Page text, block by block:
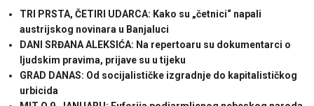
TRI PRSTA, ČETIRI UDARCA: Kako su „četnici“ napali
austrijskog novinara u Banjaluci
DANI SRĐANA ALEKSIĆA: Na repertoaru su dokumentarci o
ljudskim pravima, prijave su u tijeku
GRAD DANAS: Od socijalističke izgradnje do kapitalističkog
urbicida